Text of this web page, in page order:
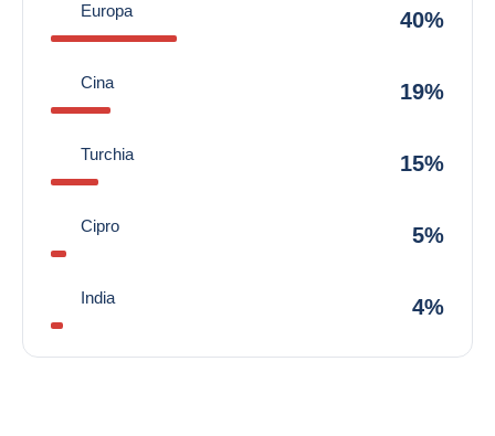
Europa 40%
Cina 19%
Turchia 15%
Cipro 5%
India 4%